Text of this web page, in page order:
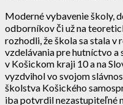
Moderné vybavenie školy,
odborníkov či už na
rozhodli, že škola sa stala
vzdelávania pre hutníctvo
v Košickom kraji 10 a na
vyzdvihol vo svojom
školstva Košického
iba potvrdil nezastupiteľné